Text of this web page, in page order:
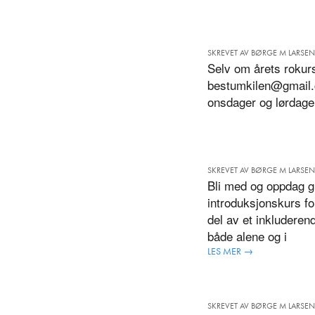
SKREVET AV BØRGE M
Selv om årets
onsdager og
SKREVET AV BØRGE M
Bli med og oppdag
introduksjonskurs
del av et
både alene og i
LES MER →
SKREVET AV BØRGE M